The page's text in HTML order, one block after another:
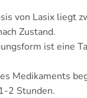
von Lasix liegt
Zustand.
ist eine
Medikaments
2 Stunden.